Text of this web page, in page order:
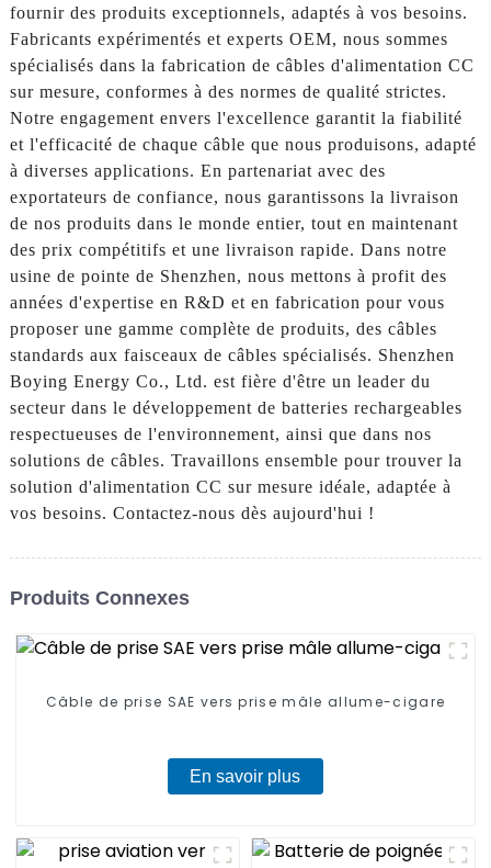
fournir des produits exceptionnels, adaptés à vos besoins.
Fabricants expérimentés et experts OEM, nous sommes
spécialisés dans la fabrication de câbles d'alimentation CC
sur mesure, conformes à des normes de qualité strictes.
Notre engagement envers l'excellence garantit la fiabilité
et l'efficacité de chaque câble que nous produisons, adapté
à diverses applications. En partenariat avec des
exportateurs de confiance, nous garantissons la livraison
de nos produits dans le monde entier, tout en maintenant
des prix compétitifs et une livraison rapide. Dans notre
usine de pointe de Shenzhen, nous mettons à profit des
années d'expertise en R&D et en fabrication pour vous
proposer une gamme complète de produits, des câbles
standards aux faisceaux de câbles spécialisés. Shenzhen
Boying Energy Co., Ltd. est fière d'être un leader du
secteur dans le développement de batteries rechargeables
respectueuses de l'environnement, ainsi que dans nos
solutions de câbles. Travaillons ensemble pour trouver la
solution d'alimentation CC sur mesure idéale, adaptée à
vos besoins. Contactez-nous dès aujourd'hui !
Produits Connexes
Câble de prise SAE vers prise mâle allume-cigare
En savoir plus